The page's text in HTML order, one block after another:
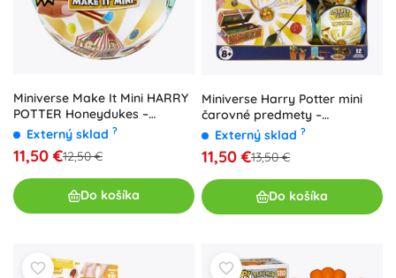
Miniverse Make It Mini HARRY
POTTER Honeydukes –
zberateľská kapsula
Externý sklad ?
11,50 €12,50 €
Do košíka
Miniverse Harry Potter mini
čarovné predmety –
prekvapenie
Externý sklad ?
11,50 €13,50 €
Do košíka